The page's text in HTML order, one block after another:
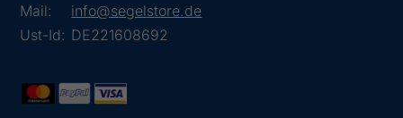
Mail:
info@segelstore.de
Ust-Id: DE221608692